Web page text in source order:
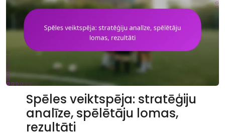
Spēles veiktspēja: stratēģiju
analīze, spēlētāju lomas,
rezultāti